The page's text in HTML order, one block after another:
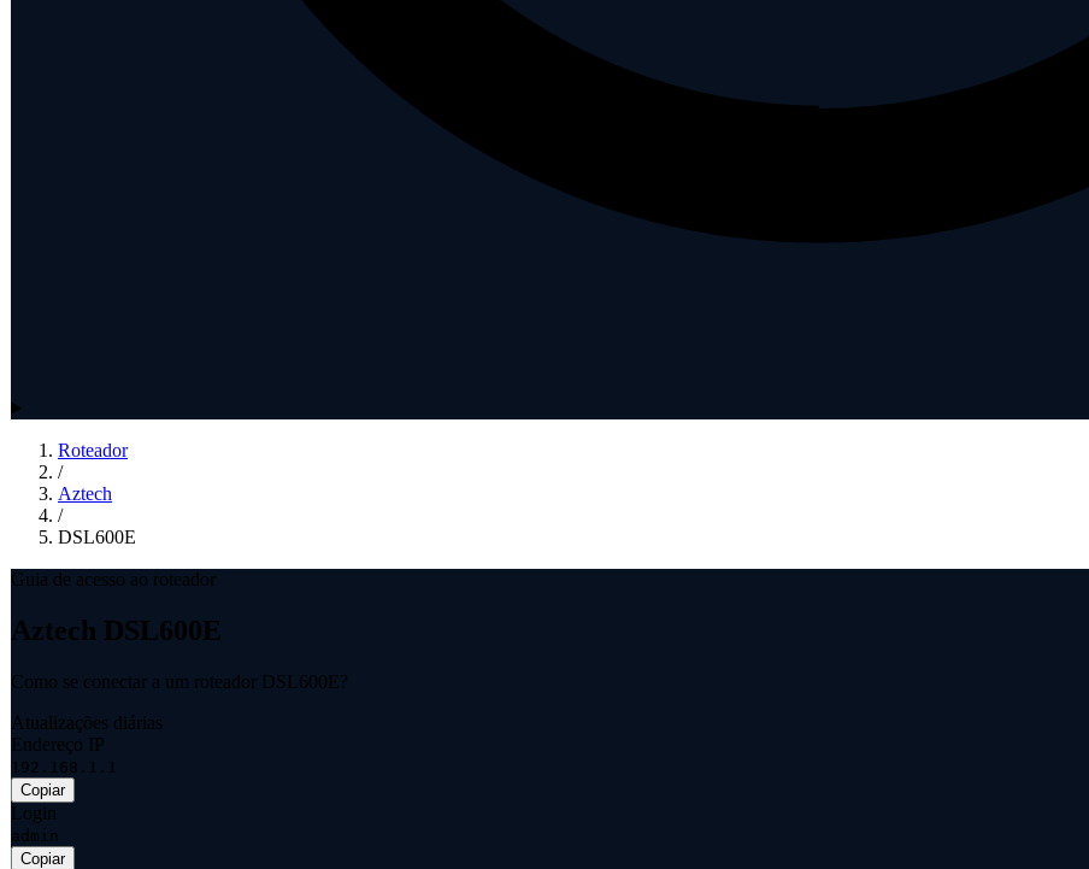
Roteador
/
Aztech
/
DSL600E
Guia de acesso ao roteador
Aztech DSL600E
Como se conectar a um roteador DSL600E?
Atualizações diárias
Endereço IP
192.168.1.1
Copiar
Login
admin
Copiar